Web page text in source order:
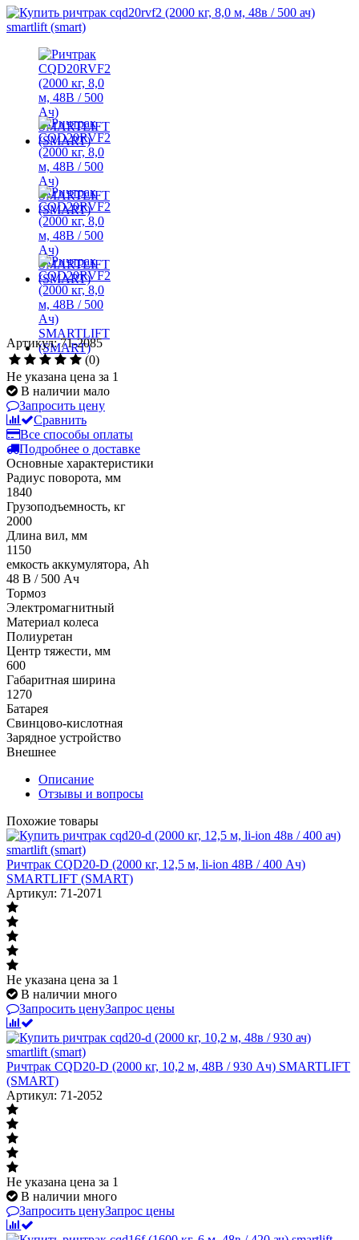
Артикул: 71-2085
(0)
Не указана цена за 1
В наличии мало
Запросить цену
Сравнить
Все способы оплаты
Подробнее о доставке
Основные характеристики
Радиус поворота, мм
1840
Грузоподъемность, кг
2000
Длина вил, мм
1150
емкость аккумулятора, Ah
48 В / 500 Ач
Тормоз
Электромагнитный
Материал колеса
Полиуретан
Центр тяжести, мм
600
Габаритная ширина
1270
Батарея
Свинцово-кислотная
Зарядное устройство
Внешнее
Описание
Отзывы и вопросы
Похожие товары
Ричтрак CQD20-D (2000 кг, 12,5 м, li-ion 48В / 400 Ач)
SMARTLIFT (SMART)
Артикул: 71-2071
Не указана цена за 1
В наличии много
Запросить ценуЗапрос цены
Ричтрак CQD20-D (2000 кг, 10,2 м, 48В / 930 Ач) SMARTLIFT
(SMART)
Артикул: 71-2052
Не указана цена за 1
В наличии много
Запросить ценуЗапрос цены